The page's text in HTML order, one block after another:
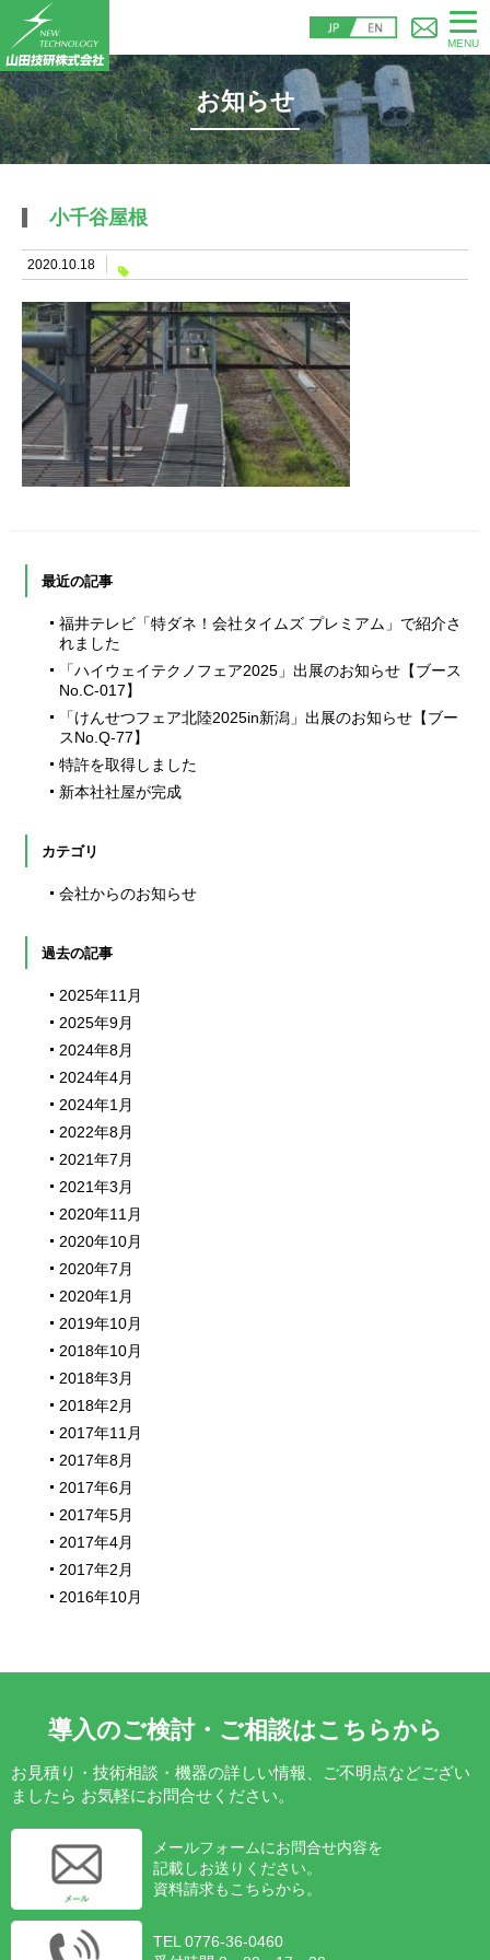
MENU
お知らせ
小千谷屋根
2020.10.18
最近の記事
福井テレビ「特ダネ！会社タイムズ プレミアム」で紹介さ
れました
「ハイウェイテクノフェア2025」出展のお知らせ【ブース
No.C-017】
「けんせつフェア北陸2025in新潟」出展のお知らせ【ブー
スNo.Q-77】
特許を取得しました
新本社社屋が完成
カテゴリ
会社からのお知らせ
過去の記事
2025年11月
2025年9月
2024年8月
2024年4月
2024年1月
2022年8月
2021年7月
2021年3月
2020年11月
2020年10月
2020年7月
2020年1月
2019年10月
2018年10月
2018年3月
2018年2月
2017年11月
2017年8月
2017年6月
2017年5月
2017年4月
2017年2月
2016年10月
導入のご検討・ご相談はこちらから
お見積り・技術相談・機器の詳しい情報、ご不明点などござい
ましたら お気軽にお問合せください。
メールフォームにお問合せ内容を
記載しお送りください。
資料請求もこちらから。
TEL 0776-36-0460